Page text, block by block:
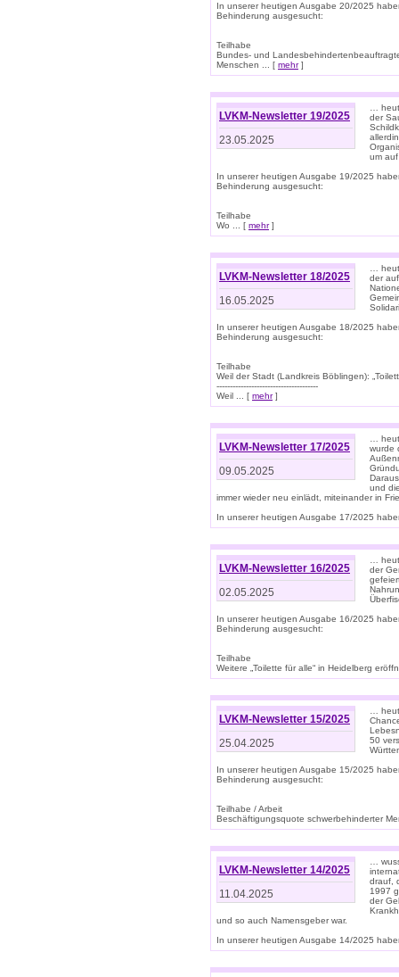
In unserer heutigen Ausgabe 20/2025
Behinderung ausgesucht:
Teilhabe
Bundes- und
Menschen ... [ mehr]
LVKM-Newsletter 19/2025
23.05.2025
…
der
um
In unserer heutigen Ausgabe 19/2025
Behinderung ausgesucht:
Teilhabe
Wo ... [ mehr]
LVKM-Newsletter 18/2025
16.05.2025
…
der
In unserer heutigen Ausgabe 18/2025
Behinderung ausgesucht:
Teilhabe
Weil der Stadt (Landkreis Böblingen):
--------------------------------------
Weil ... [ mehr]
LVKM-Newsletter 17/2025
09.05.2025
…
wurde
und
immer wieder neu einlädt, miteinander in
In unserer heutigen Ausgabe 17/2025
LVKM-Newsletter 16/2025
02.05.2025
…
der
In unserer heutigen Ausgabe 16/2025
Behinderung ausgesucht:
Teilhabe
Weitere „Toilette für alle“ in Heidelberg
LVKM-Newsletter 15/2025
25.04.2025
…
50
In unserer heutigen Ausgabe 15/2025
Behinderung ausgesucht:
Teilhabe / Arbeit
Beschäftigungsquote schwerbehinderter
LVKM-Newsletter 14/2025
11.04.2025
…
drauf,
1997
der
und so auch Namensgeber war.
In unserer heutigen Ausgabe 14/2025